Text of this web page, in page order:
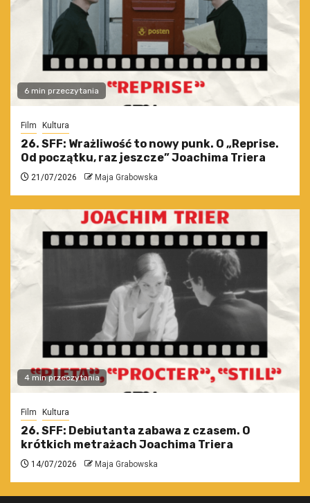
6 min przeczytania
Film Kultura
26. SFF: Wrażliwość to nowy punk. O „Reprise.
Od początku, raz jeszcze” Joachima Triera
21/07/2026 Maja Grabowska
4 min przeczytania
Film Kultura
26. SFF: Debiutanta zabawa z czasem. O
krótkich metrażach Joachima Triera
14/07/2026 Maja Grabowska